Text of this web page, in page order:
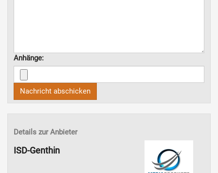
Anhänge:
Nachricht abschicken
Details zur Anbieter
ISD-Genthin